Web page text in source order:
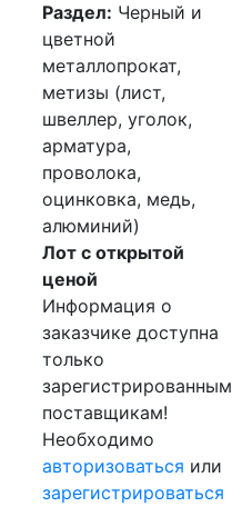
Раздел: Черный и
цветной
металлопрокат,
метизы (лист,
швеллер, уголок,
арматура,
проволока,
оцинковка, медь,
алюминий)
Лот с открытой
ценой
Информация о
заказчике доступна
только
зарегистрированным
поставщикам!
Необходимо
авторизоваться или
зарегистрироваться